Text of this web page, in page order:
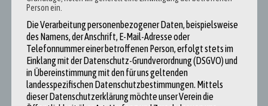
Das SKI ist kein Programm, dass sich auf zwei Seminare beschränkt.
Man wird Teil einer Gemeinschaft und lernt ganz unterschiedliche
Menschen kennen.
Wer Interesse an gesellschaftspolitischen Themen hat, offen für Dialog
ist und neugierig, dem kann ich die Teilnahme am Schülerkolleg nur
empfehlen!
Person ein.
Die Verarbeitung personenbezogener Daten, beispielsweise
des Namens, der Anschrift, E-Mail-Adresse oder
Telefonnummer einer betroffenen Person, erfolgt stets im
Einklang mit der Datenschutz-Grundverordnung (DSGVO) und
in Übereinstimmung mit den für uns geltenden
landesspezifischen Datenschutzbestimmungen. Mittels
dieser Datenschutzerklärung möchte unser Verein die